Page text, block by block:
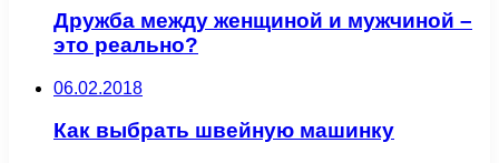
Дружба между женщиной и мужчиной –
это реально?
06.02.2018
Как выбрать швейную машинку